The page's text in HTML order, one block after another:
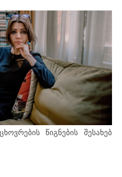
წიგნების შესახებ